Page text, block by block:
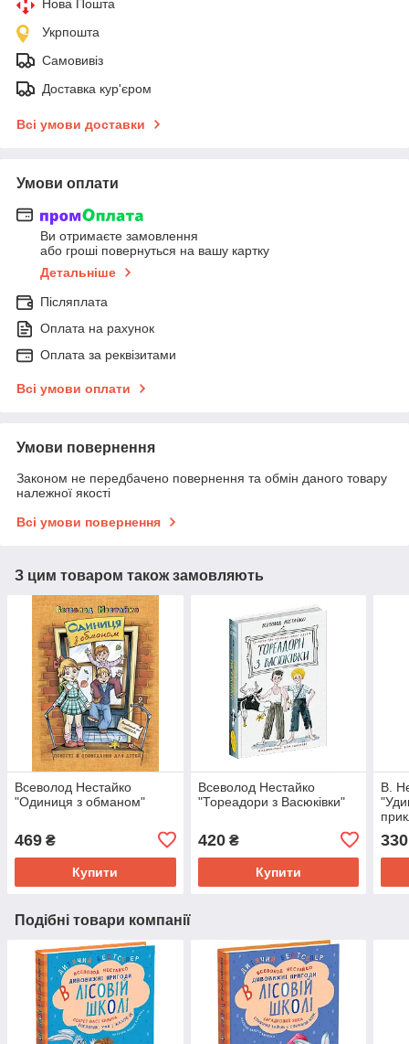
Нова Пошта
Укрпошта
Самовивіз
Доставка кур'єром
Всі умови доставки
Умови оплати
Ви отримаєте замовлення
або гроші повернуться на вашу картку
Детальніше
Післяплата
Оплата на рахунок
Оплата за реквізитами
Всі умови оплати
Умови повернення
Законом не передбачено повернення та обмін даного товару
належної якості
Всі умови повернення
З цим товаром також замовляють
Всеволод Нестайко
"Одиниця з обманом"
469 ₴
Купити
Всеволод Нестайко
"Тореадори з Васюківки"
420₴
Купити
В.
330
Подібні товари компанії